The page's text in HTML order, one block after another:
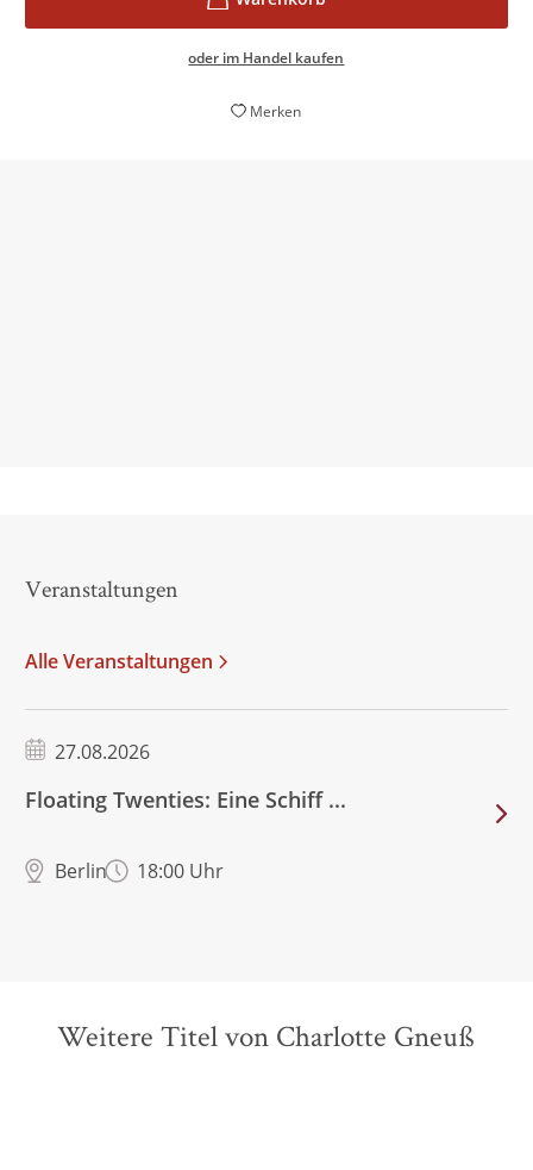
oder im Handel kaufen
Merken
Veranstaltungen
Alle Veranstaltungen
27.08.2026
Floating Twenties: Eine Schiff ...
Berlin 18:00 Uhr
Weitere Titel von Charlotte Gneuß